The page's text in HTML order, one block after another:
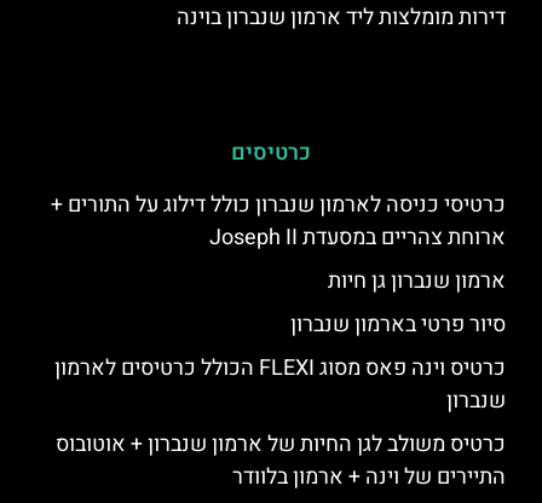
דירות מומלצות ליד ארמון שנברון בוינה
כרטיסים
כרטיסי כניסה לארמון שנברון כולל דילוג על התורים +
ארוחת צהריים במסעדת Joseph II
ארמון שנברון גן חיות
סיור פרטי בארמון שנברון
כרטיס וינה פאס מסוג FLEXI הכולל כרטיסים לארמון
שנברון
כרטיס משולב לגן החיות של ארמון שנברון + אוטובוס
התיירים של וינה + ארמון בלוודר